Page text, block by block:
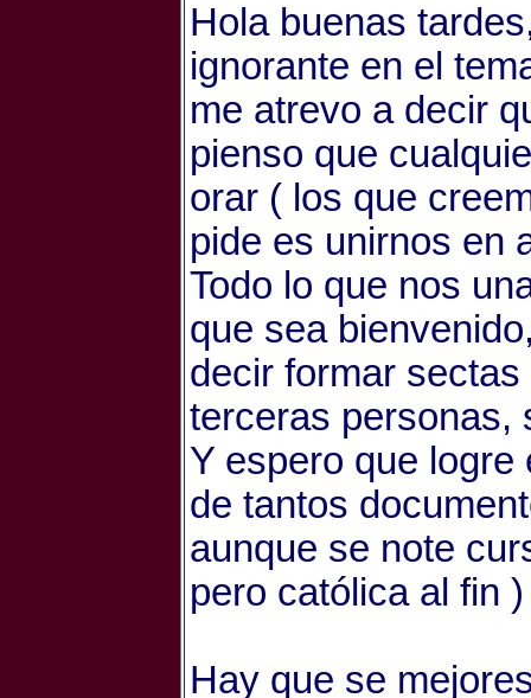
Hola buenas
ignorante en el
me atrevo a decir
pienso que
orar ( los que
pide es unirnos en
Todo lo que nos
que sea
decir formar
terceras personas,
Y espero que
de tantos
aunque se note
pero católica al fin )
Hay que se